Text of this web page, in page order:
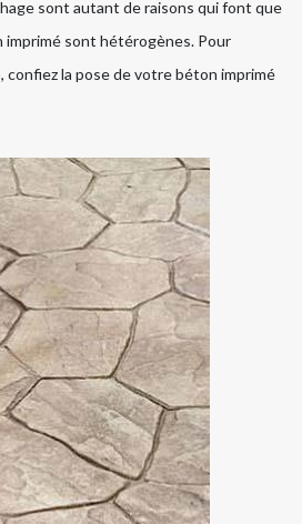
sont autant de raisons qui font que
sont hétérogènes. Pour
confiez la pose de votre béton imprimé